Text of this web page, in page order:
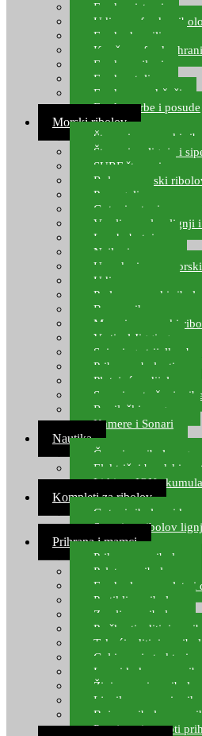
Feeder sistemi
Udice za feeder
Feeder hranilice
Kopče za feeder
Feeder najloni
Feeder stolice
Feeder arm držači
Feeder torbe i posude
Morski ribolov
Štapovi za morski
Štapovi za lignje i
SURF štapovi
Role za morski
Parangali
Gotovi setovi za
Varalice za lov lignji i
Lov hobotnice
Najloni za more
Upredenice za
Udice za more
Perle za morski ribolov
Brum prihrana za more
Mamci za morski
Vertical Jigging
Spinning strijelke,
Pribor za bolentino
Plutajuća odijela
Sonari za traženje ribe
Ronilački program
Kamere i Sonari
Nautika
Čamci za ribolov,
Električni brodski
Lithium ION
Kompleti za ribolov
Gotovi ribolovni
Setovi za ribolov
Prihrana i mamci
Prihrana za ribolov
Pelete za ribolov
Feeder lovne pelete i
Partikli za ribolov
Zemlja za ribolov
Praškasti aditivi za
Tekući aditivi za
Gel i sprej atraktori
Lovni kukuruz za
Živi mamci za ribolov
Ljepilo za crve i
Boje za ribolovnu
Provjereni recepti